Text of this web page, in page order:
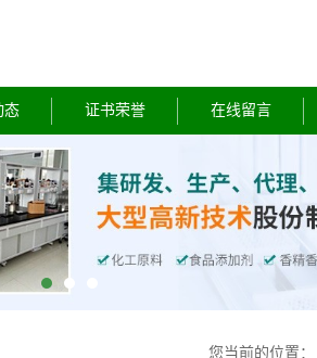
态 证书荣誉 在线留言
您当前的位置：